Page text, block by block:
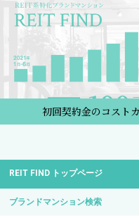
初回契約金のコスト
REIT FIND トップページ
ブランドマンション検索